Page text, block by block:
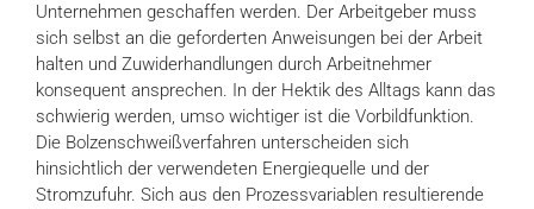
Unternehmen geschaffen werden. Der Arbeitgeber muss
sich selbst an die geforderten Anweisungen bei der Arbeit
halten und Zuwiderhandlungen durch Arbeitnehmer
konsequent ansprechen. In der Hektik des Alltags kann das
schwierig werden, umso wichtiger ist die Vorbildfunktion.
Die Bolzenschweißverfahren unterscheiden sich
hinsichtlich der verwendeten Energiequelle und der
Stromzufuhr. Sich aus den Prozessvariablen resultierende